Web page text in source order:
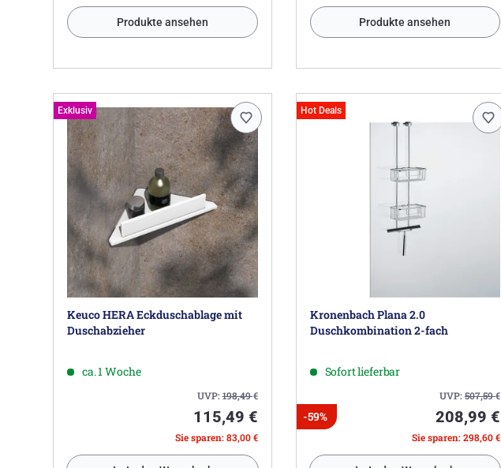
Produkte ansehen Produkte ansehen
Exklusiv
Keuco HERA Eckduschablage mit
Duschabzieher
ca. 1 Woche
UVP:198,49€
115,49 €
Sie sparen: 83,00 €
Hot Deals
Kronenbach Plana 2.0
Duschkombination 2-fach
Sofort lieferbar
UVP:507,59€
-59% 208,99 €
Sie sparen: 298,60 €